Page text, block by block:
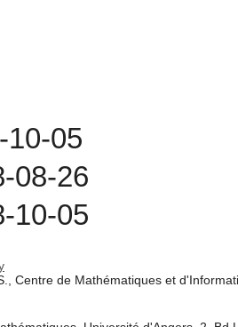
10-05
08-26
10-05
Centre de Mathématiques et